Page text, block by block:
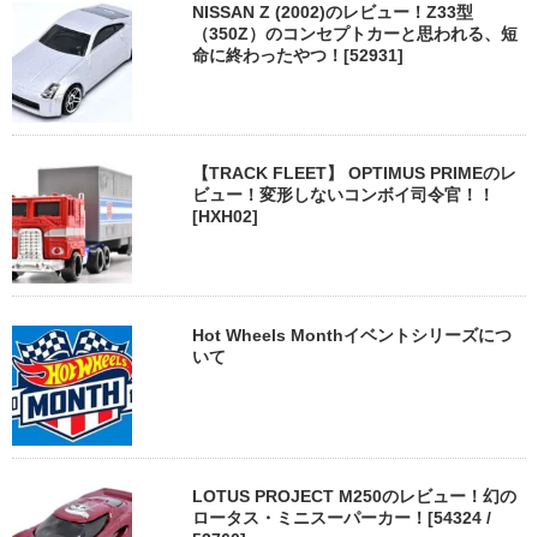
NISSAN Z (2002)のレビュー！Z33型
（350Z）のコンセプトカーと思われる、短
命に終わったやつ！[52931]
【TRACK FLEET】 OPTIMUS PRIMEのレ
ビュー！変形しないコンボイ司令官！！
[HXH02]
Hot Wheels Monthイベントシリーズにつ
いて
LOTUS PROJECT M250のレビュー！幻の
ロータス・ミニスーパーカー！[54324 /